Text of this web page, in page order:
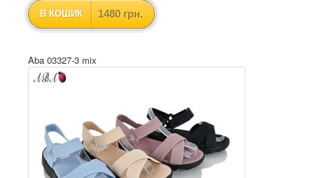
В КОШИК 1480 грн.
Aba 03327-3 mix